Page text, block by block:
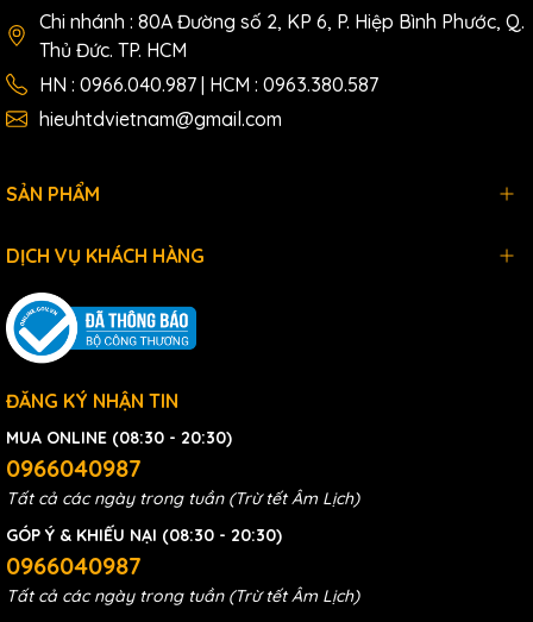
Chi nhánh : 80A Đường số 2, KP 6, P. Hiệp Bình Phước, Q.
Thủ Đức. TP. HCM
HN : 0966.040.987 | HCM : 0963.380.587
hieuhtdvietnam@gmail.com
SẢN PHẨM
DỊCH VỤ KHÁCH HÀNG
ĐĂNG KÝ NHẬN TIN
MUA ONLINE (08:30 - 20:30)
0966040987
Tất cả các ngày trong tuần (Trừ tết Âm Lịch)
GÓP Ý & KHIẾU NẠI (08:30 - 20:30)
0966040987
Tất cả các ngày trong tuần (Trừ tết Âm Lịch)